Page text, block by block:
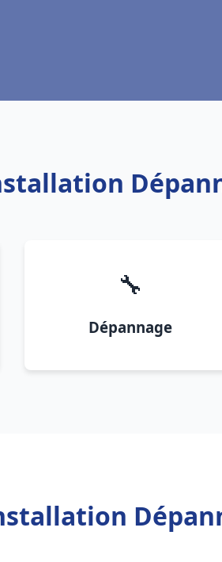
🔧
Dépannage